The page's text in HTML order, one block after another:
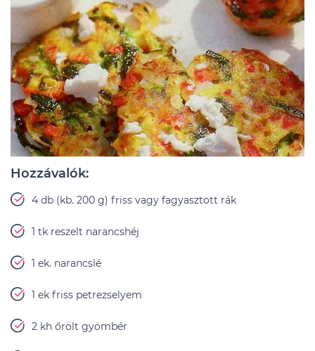
Hozzávalók:
4 db (kb. 200 g) friss vagy fagyasztott rák
1 tk reszelt narancshéj
1 ek. narancslé
1 ek friss petrezselyem
2 kh őrölt gyömbér